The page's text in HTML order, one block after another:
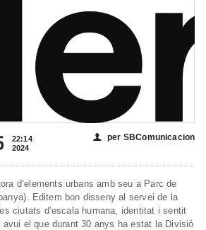
22:14
2024
👤 per SBComunicacion
d’elements urbans amb seu a Parc de
Editem bon disseny al servei de la
ciutats d’escala humana, identitat i sentit
avui el que durant 30 anys ha estat la Divisió